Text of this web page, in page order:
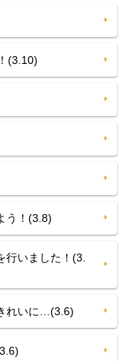
(3.10)
う！(3.8)
行いました！(3.
れいに…(3.6)